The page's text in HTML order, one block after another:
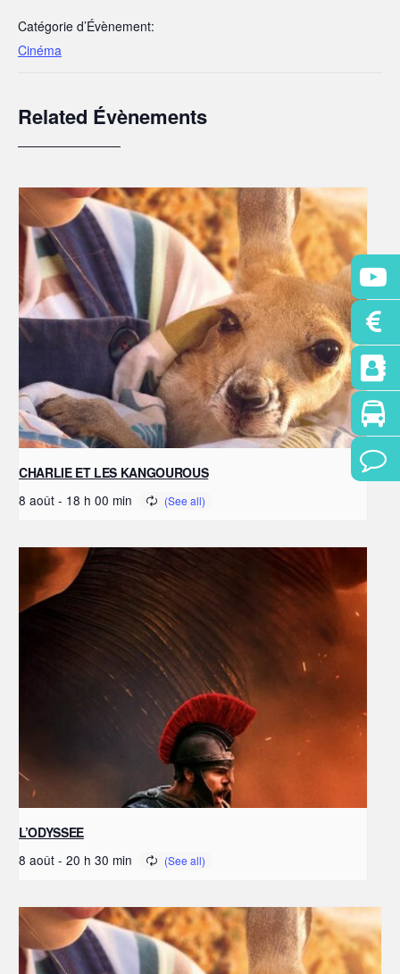
Catégorie d’Évènement:
Cinéma
Related Évènements
CHARLIE ET LES KANGOUROUS
8 août - 18 h 00 min
L’ODYSSEE
8 août - 20 h 30 min